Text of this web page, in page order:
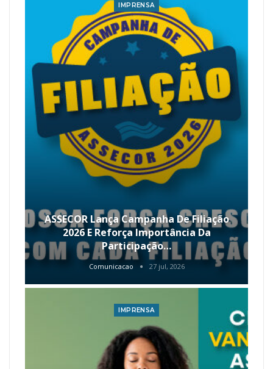
IMPRENSA
ASSECOR Lança Campanha De Filiação
2026 E Reforça Importância Da
Participação…
Comunicacao 27 jul, 2026
IMPRENSA